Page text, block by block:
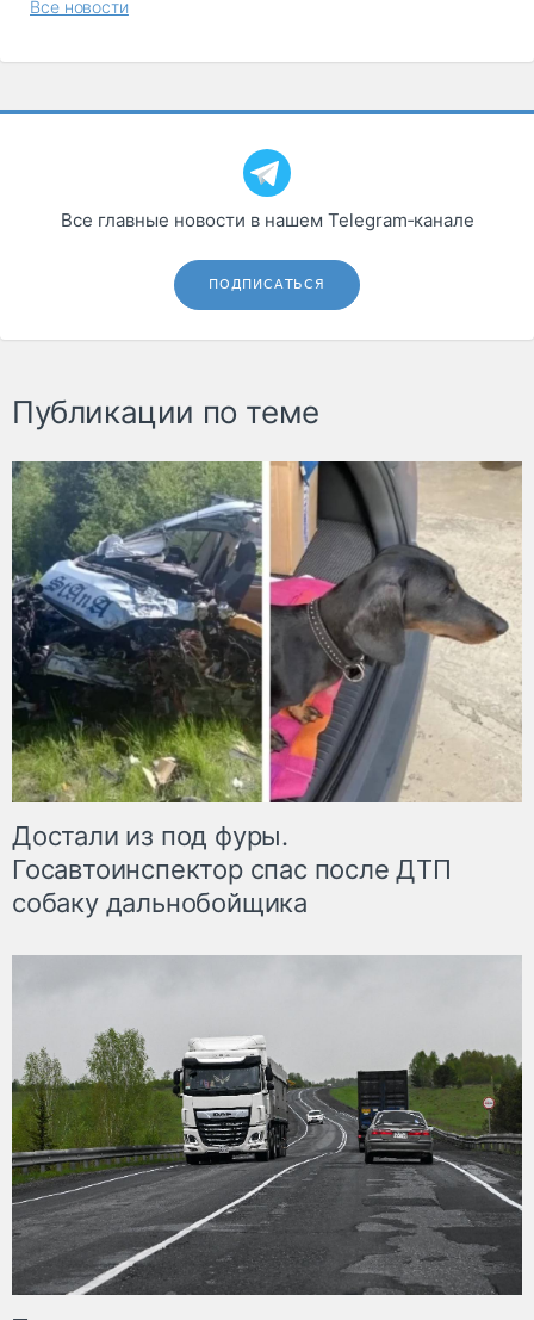
Все новости
Все главные новости в нашем Telegram‑канале
ПОДПИСАТЬСЯ
Публикации по теме
Достали из под фуры.
Госавтоинспектор спас после ДТП
собаку дальнобойщика